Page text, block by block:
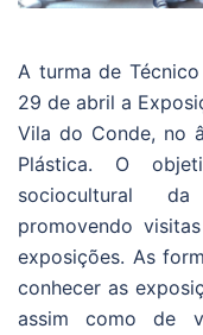
A turma de
29 de abril a
Vila do Conde, no
Plástica. O
sociocultural
promovendo
exposições. As
conhecer as
assim como de